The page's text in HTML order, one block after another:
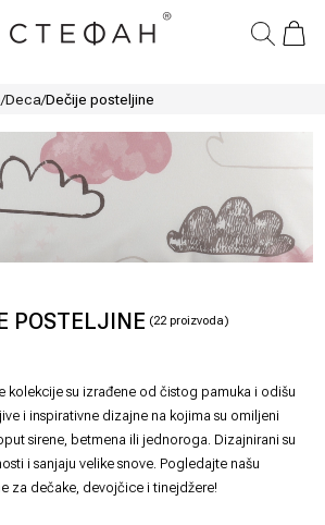
/Deca/Dečije posteljine
POSTELJINE (22proizvoda)
kolekcije su izrađene od čistog pamuka i odišu
i inspirativne dizajne na kojima su omiljeni
sirene, betmena ili jednoroga. Dizajnirani su
i sanjaju velike snove. Pogledajte našu
za dečake, devojčice i tinejdžere!